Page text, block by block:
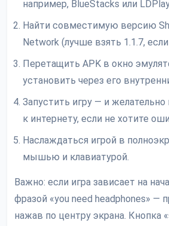
например, BlueStacks или
Найти совместимую версию
Network (лучше взять 1.1.7, если
Перетащить APK в окно
установить через его
Запустить игру — и
к интернету, если не хотите
Наслаждаться игрой в
мышью и клавиатурой.
Важно: если игра зависает на
фразой «you need headphones» —
нажав по центру экрана. Кнопка